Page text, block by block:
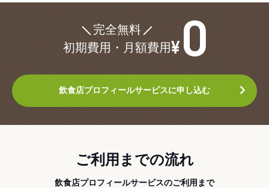
完全無料
初期費用・月額費用
飲食店プロフィールサービスに申し込む
ご利用までの流れ
飲食店プロフィールサービスのご利用まで